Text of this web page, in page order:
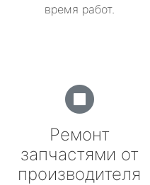
время работ.
Ремонт
запчастями от
производителя